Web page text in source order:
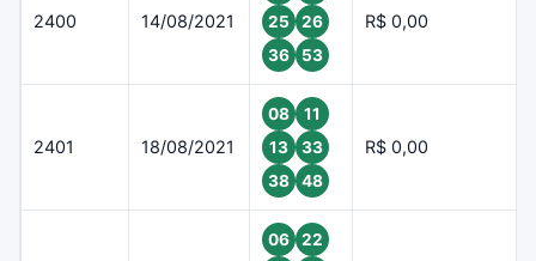
2400 14/08/2021
25
26
36
53
R$ 0,00
2401 18/08/2021
08
11
13
33
38
48
R$ 0,00
06
22